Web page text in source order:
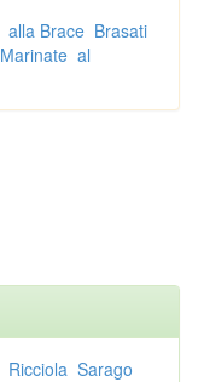
alla Brace Brasati
Marinate al
Ricciola Sarago